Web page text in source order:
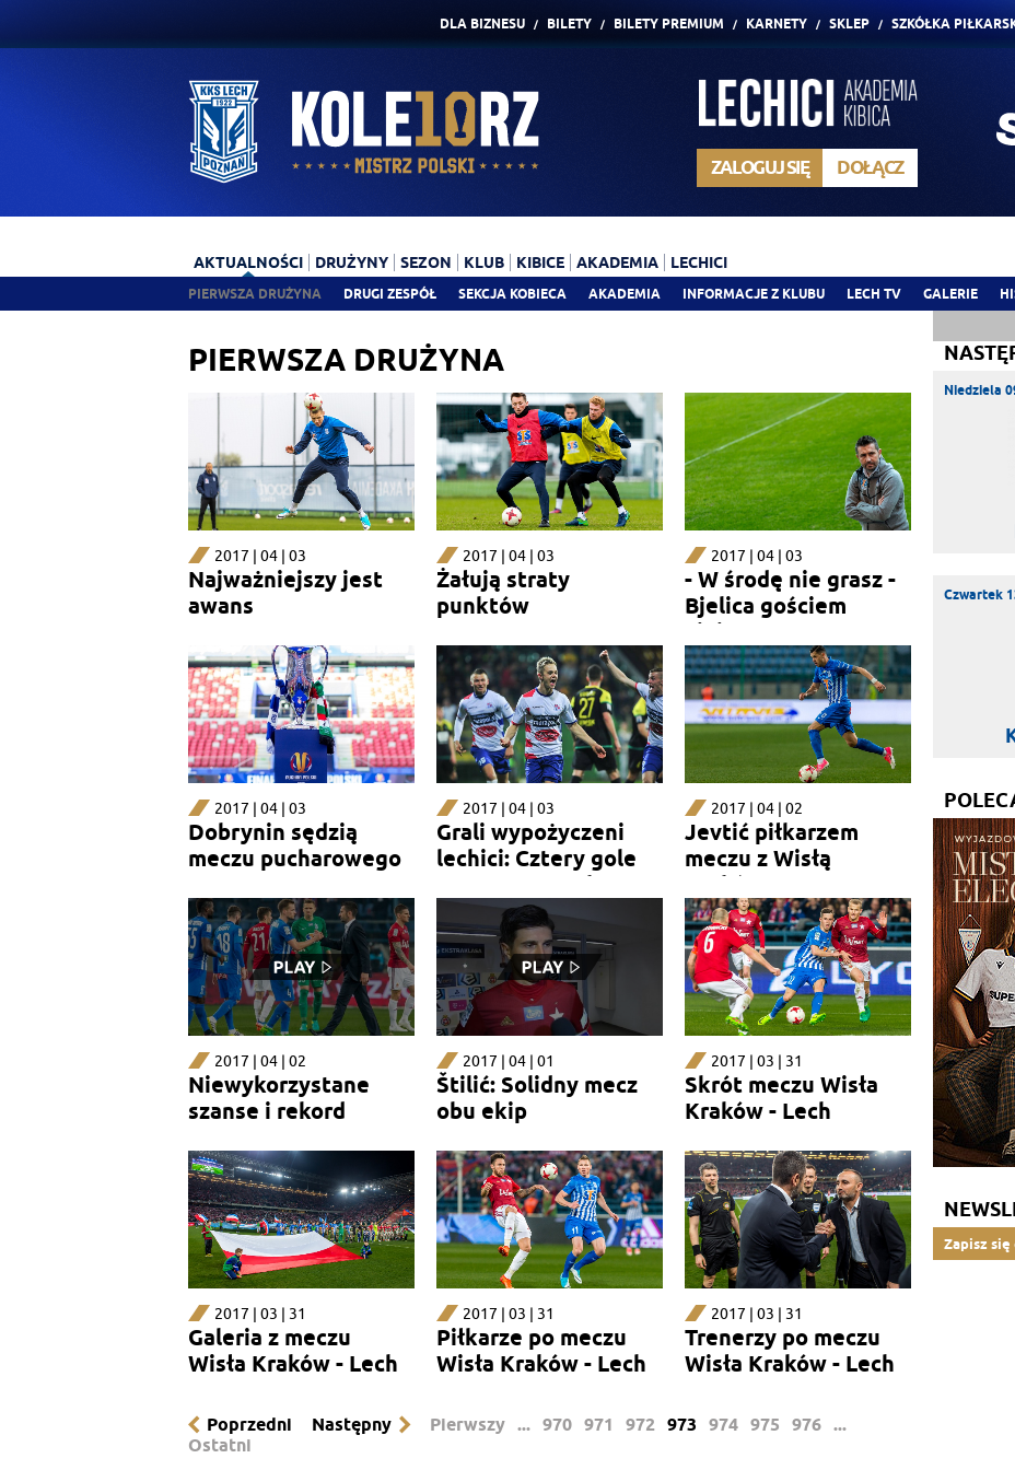
DLA BIZNESU BILETY BILETY PREMIUM KARNETY SKLEP SZKÓŁKA
ZALOGUJ SIĘ DOŁĄCZ
AKTUALNOŚCI
PIERWSZA DRUŻYNA DRUGI ZESPÓŁ SEKCJA KOBIECA AKADEMIA INFORMACJE Z KLUBU LECH TV GALERIE
DRUŻYNY SEZON KLUB KIBICE AKADEMIA LECHICI
PIERWSZA DRUŻYNA
2017 | 04 | 03
Najważniejszy jest
awans
2017 | 04 | 03
Żałują straty
punktów
2017 | 04 | 03
- W środę nie grasz -
Bjelica gościem
Ligi+Extra
2017 | 04 | 03
Dobrynin sędzią
meczu pucharowego
2017 | 04 | 03
Grali wypożyczeni
lechici: Cztery gole
wypożyczonych
2017 | 04 | 02
Jevtić piłkarzem
meczu z Wisłą
Kraków
2017 | 04 | 02
Niewykorzystane
szanse i rekord
2017 | 04 | 01
Štilić: Solidny mecz
obu ekip
2017 | 03 | 31
Skrót meczu Wisła
Kraków - Lech
2017 | 03 | 31
Galeria z meczu
Wisła Kraków - Lech
2017 | 03 | 31
Piłkarze po meczu
Wisła Kraków - Lech
2017 | 03 | 31
Trenerzy po meczu
Wisła Kraków - Lech
Poprzedni Następny Pierwszy ... 970 971 972 973 974 975 976 ...
Ostatni
Niedziela
Czwartek
Zapisz